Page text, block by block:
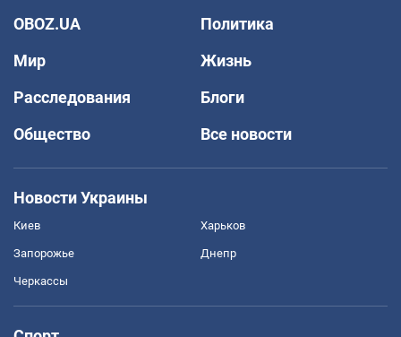
OBOZ.UA
Политика
Мир
Жизнь
Расследования
Блоги
Общество
Все новости
Новости Украины
Киев Харьков
Запорожье Днепр
Черкассы